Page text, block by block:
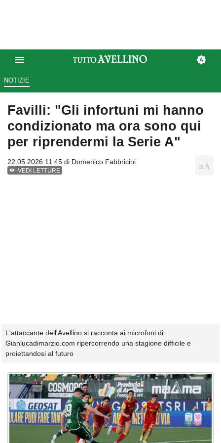
NOTIZIE
Favilli: "Gli infortuni mi hanno
condizionato ma ora sono qui
per riprendermi la Serie A"
22.05.2026 11:45 di Domenico Fabbricini
VEDI LETTURE
L'attaccante dell'Avellino si racconta ai microfoni di
Gianlucadimarzio.com ripercorrendo una stagione difficile e
proiettandosi al futuro